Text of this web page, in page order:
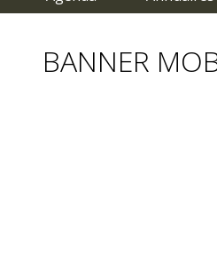
contenuBANNER